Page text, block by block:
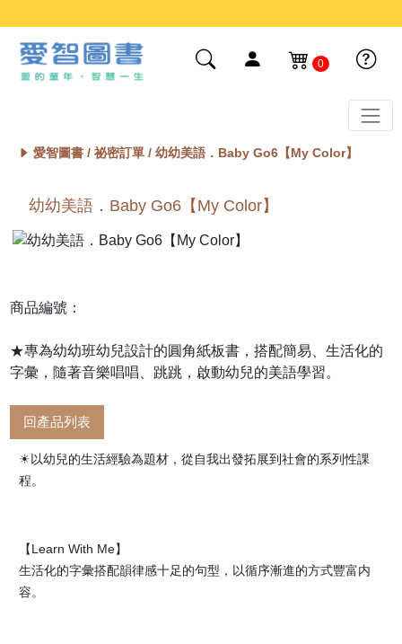
0
愛智圖書 / 祕密訂單/ 幼幼美語．Baby Go6【My Color】
幼幼美語．Baby Go6【My Color】
商品編號：
★專為幼幼班幼兒設計的圓角紙板書，搭配簡易、生活化的
字彙，隨著音樂唱唱、跳跳，啟動幼兒的美語學習。
回產品列表
☀以幼兒的生活經驗為題材，從自我出發拓展到社會的系列性課
程。
【Learn With Me】
生活化的字彙搭配韻律感十足的句型，以循序漸進的方式豐富内
容。